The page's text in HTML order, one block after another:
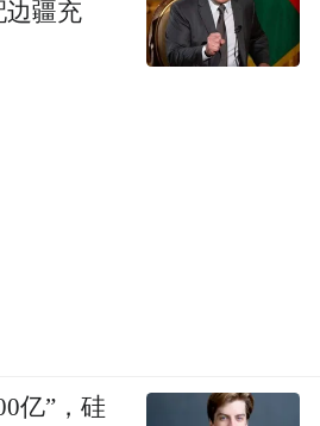
边疆充
亿”，硅